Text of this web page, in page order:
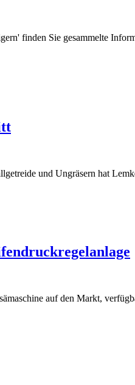
finden Sie gesammelte
und Ungräsern hat
auf den Markt,